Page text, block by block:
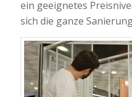
ein geeignetes
sich die ganze